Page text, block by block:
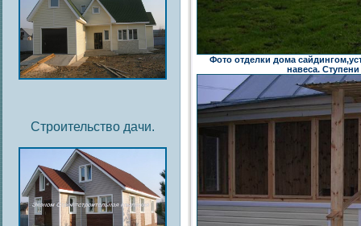
Строительство дачи.
Фото отделки дома
навеса.